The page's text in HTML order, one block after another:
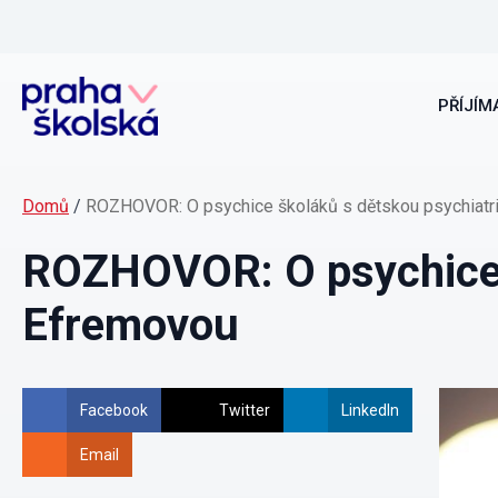
Domů / ROZHOVOR: O psychice školáků s dětskou
ROZHOVOR: O
Efremovou
Facebook Twitter LinkedIn
Email